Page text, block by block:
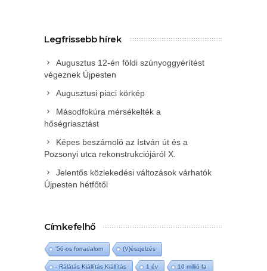
Legfrissebb hírek
Augusztus 12-én földi szúnyoggyérítést
végeznek Újpesten
Augusztusi piaci körkép
Másodfokúra mérsékelték a
hőségriasztást
Képes beszámoló az István út és a
Pozsonyi utca rekonstrukciójáról X.
Jelentős közlekedési változások várhatók
Újpesten hétfőtől
Címkefelhő
'56-os forradalom (V)észjelzés
- Rálátás Kiállítás Kiállítás 1 év 10 millió fa